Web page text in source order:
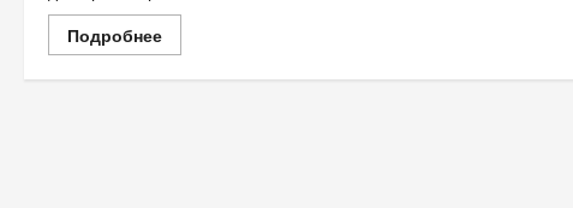
ПодробнееПрочитать
больше
Toshiba